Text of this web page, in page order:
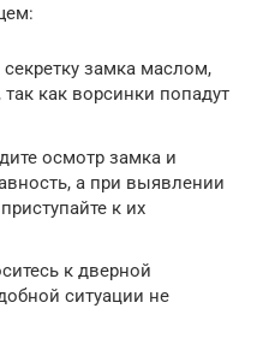
замка маслом,
как ворсинки попадут
осмотр замка и
а при выявлении
к их
к дверной
ситуации не